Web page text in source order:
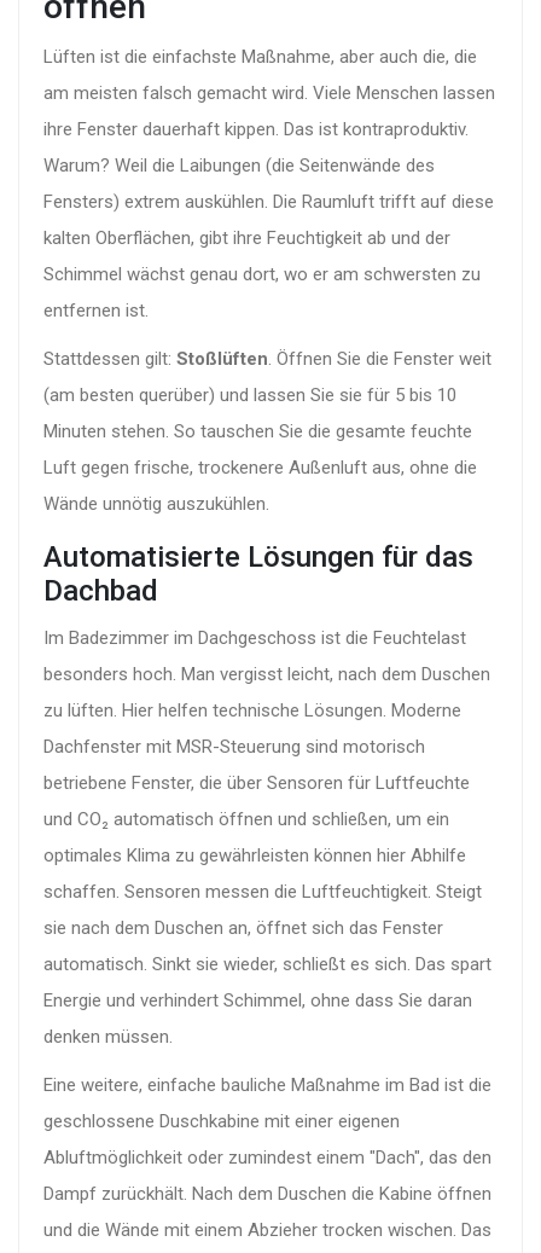
Lüften ist die einfachste Maßnahme, aber auch die, die
am meisten falsch gemacht wird. Viele Menschen lassen
ihre Fenster dauerhaft kippen. Das ist kontraproduktiv.
Warum? Weil die Laibungen (die Seitenwände des
Fensters) extrem auskühlen. Die Raumluft trifft auf diese
kalten Oberflächen, gibt ihre Feuchtigkeit ab und der
Schimmel wächst genau dort, wo er am schwersten zu
entfernen ist.
Stattdessen gilt: Stoßlüften. Öffnen Sie die Fenster weit
(am besten querüber) und lassen Sie sie für 5 bis 10
Minuten stehen. So tauschen Sie die gesamte feuchte
Luft gegen frische, trockenere Außenluft aus, ohne die
Wände unnötig auszukühlen.
Automatisierte Lösungen für das
Dachbad
Im Badezimmer im Dachgeschoss ist die Feuchtelast
besonders hoch. Man vergisst leicht, nach dem Duschen
zu lüften. Hier helfen technische Lösungen. Moderne
Dachfenster mit MSR-Steuerung sind motorisch
betriebene Fenster, die über Sensoren für Luftfeuchte
und CO₂ automatisch öffnen und schließen, um ein
optimales Klima zu gewährleisten können hier Abhilfe
schaffen. Sensoren messen die Luftfeuchtigkeit. Steigt
sie nach dem Duschen an, öffnet sich das Fenster
automatisch. Sinkt sie wieder, schließt es sich. Das spart
Energie und verhindert Schimmel, ohne dass Sie daran
denken müssen.
Eine weitere, einfache bauliche Maßnahme im Bad ist die
geschlossene Duschkabine mit einer eigenen
Abluftmöglichkeit oder zumindest einem "Dach", das den
Dampf zurückhält. Nach dem Duschen die Kabine öffnen
und die Wände mit einem Abzieher trocken wischen. Das